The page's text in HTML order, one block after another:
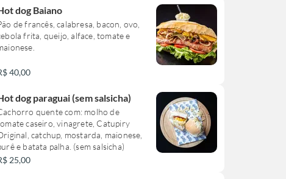
dog Baiano
de francês, calabresa, bacon, ovo,
frita, queijo, alface, tomate e
40,00
dog paraguai (sem salsicha)
quente com: molho de
caseiro, vinagrete, Catupiry
catchup, mostarda, maionese,
e batata palha. (sem salsicha)
25,00